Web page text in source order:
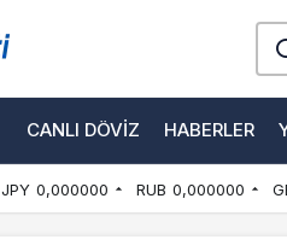
CANLI DÖVIZ HABERLER
JPY 0,000000 RUB 0,000000